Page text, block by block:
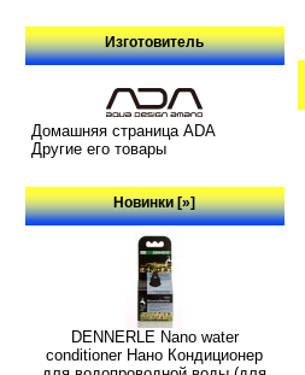
Изготовитель
Домашняя страница ADA
Другие его товары
Новинки [»]
DENNERLE Nano water
conditioner Нано Кондиционер